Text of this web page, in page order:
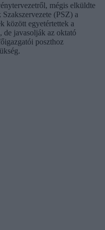
mégis elküldte
Szakszervezete (PSZ) a
között egyetértettek a
de javasolják az oktató
poszthoz